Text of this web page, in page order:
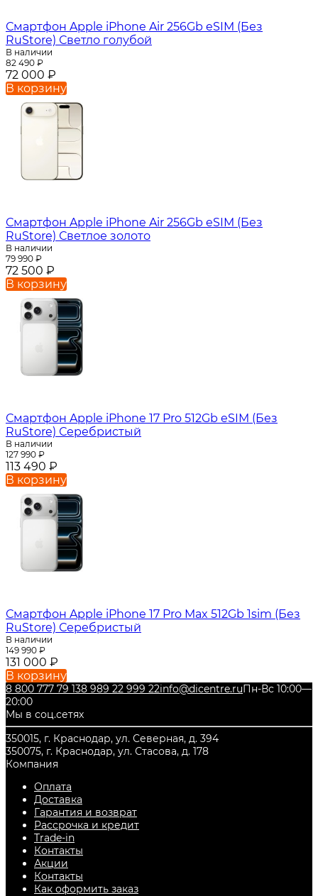
Смартфон Apple iPhone Air 256Gb eSIM (Без
RuStore) Светло голубой
В наличии
82 490 ₽
72 000 ₽
В корзину
Смартфон Apple iPhone Air 256Gb eSIM (Без
RuStore) Светлое золото
В наличии
79 990 ₽
72 500 ₽
В корзину
Смартфон Apple iPhone 17 Pro 512Gb eSIM (Без
RuStore) Серебристый
В наличии
127 990 ₽
113 490 ₽
В корзину
Смартфон Apple iPhone 17 Pro Max 512Gb 1sim (Без
RuStore) Серебристый
В наличии
149 990 ₽
131 000 ₽
В корзину
8 800 777 79 138 989 22 999 22info@dicentre.ruПн-Вс 10:00—
20:00
Мы в соц.сетях
350015, г. Краснодар, ул. Северная, д. 394
350075, г. Краснодар, ул. Стасова, д. 178
Компания
Оплата
Доставка
Гарантия и возврат
Рассрочка и кредит
Trade-in
Контакты
Акции
Контакты
Как оформить заказ